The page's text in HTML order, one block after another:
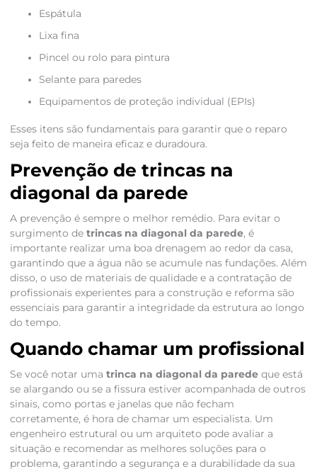
Espátula
Lixa fina
Pincel ou rolo para pintura
Selante para paredes
Equipamentos de proteção individual (EPIs)
Esses itens são fundamentais para garantir que o reparo
seja feito de maneira eficaz e duradoura.
Prevenção de trincas na
diagonal da parede
A prevenção é sempre o melhor remédio. Para evitar o
surgimento de trincas na diagonal da parede, é
importante realizar uma boa drenagem ao redor da casa,
garantindo que a água não se acumule nas fundações. Além
disso, o uso de materiais de qualidade e a contratação de
profissionais experientes para a construção e reforma são
essenciais para garantir a integridade da estrutura ao longo
do tempo.
Quando chamar um profissional
Se você notar uma trinca na diagonal da paredeque está
se alargando ou se a fissura estiver acompanhada de outros
sinais, como portas e janelas que não fecham
corretamente, é hora de chamar um especialista. Um
engenheiro estrutural ou um arquiteto pode avaliar a
situação e recomendar as melhores soluções para o
problema, garantindo a segurança e a durabilidade da sua